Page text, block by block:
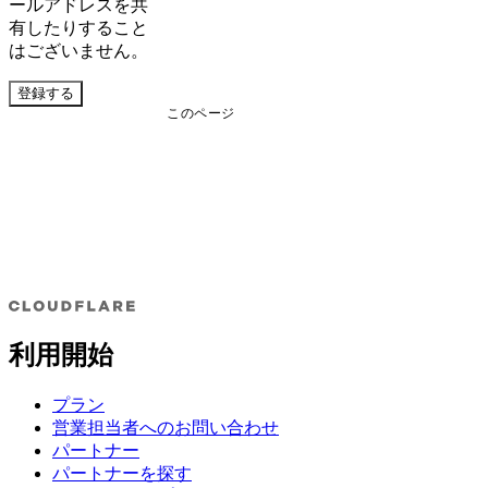
このページ
ールアドレスを共
有したりすること
はございません。
登録する
利用開始
プラン
営業担当者へのお問い合わせ
パートナー
パートナーを探す